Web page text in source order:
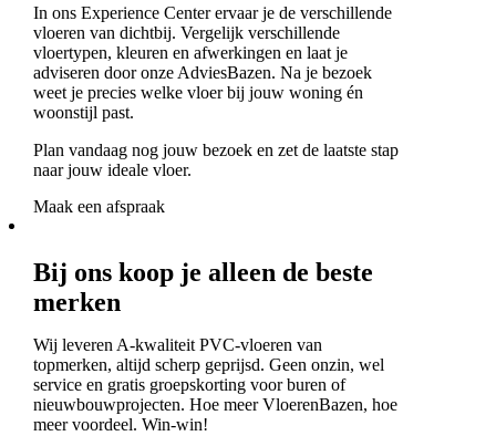
In ons Experience Center ervaar je de verschillende
vloeren van dichtbij. Vergelijk verschillende
vloertypen, kleuren en afwerkingen en laat je
adviseren door onze AdviesBazen. Na je bezoek
weet je precies welke vloer bij jouw woning én
woonstijl past.
Plan vandaag nog jouw bezoek en zet de laatste stap
naar jouw ideale vloer.
Maak een afspraak
Bij ons koop je alleen de beste
merken
Wij leveren A-kwaliteit PVC-vloeren van
topmerken, altijd scherp geprijsd. Geen onzin, wel
service en gratis groepskorting voor buren of
nieuwbouwprojecten. Hoe meer VloerenBazen, hoe
meer voordeel. Win-win!